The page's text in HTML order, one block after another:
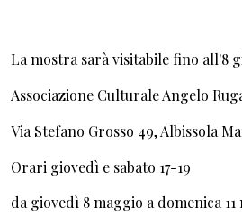
La mostra sarà visitabile fino all'8
Associazione Culturale Angelo
Via Stefano Grosso 49, Albissola
Orari giovedì e sabato 17-19
da giovedì 8 maggio a domenica 11